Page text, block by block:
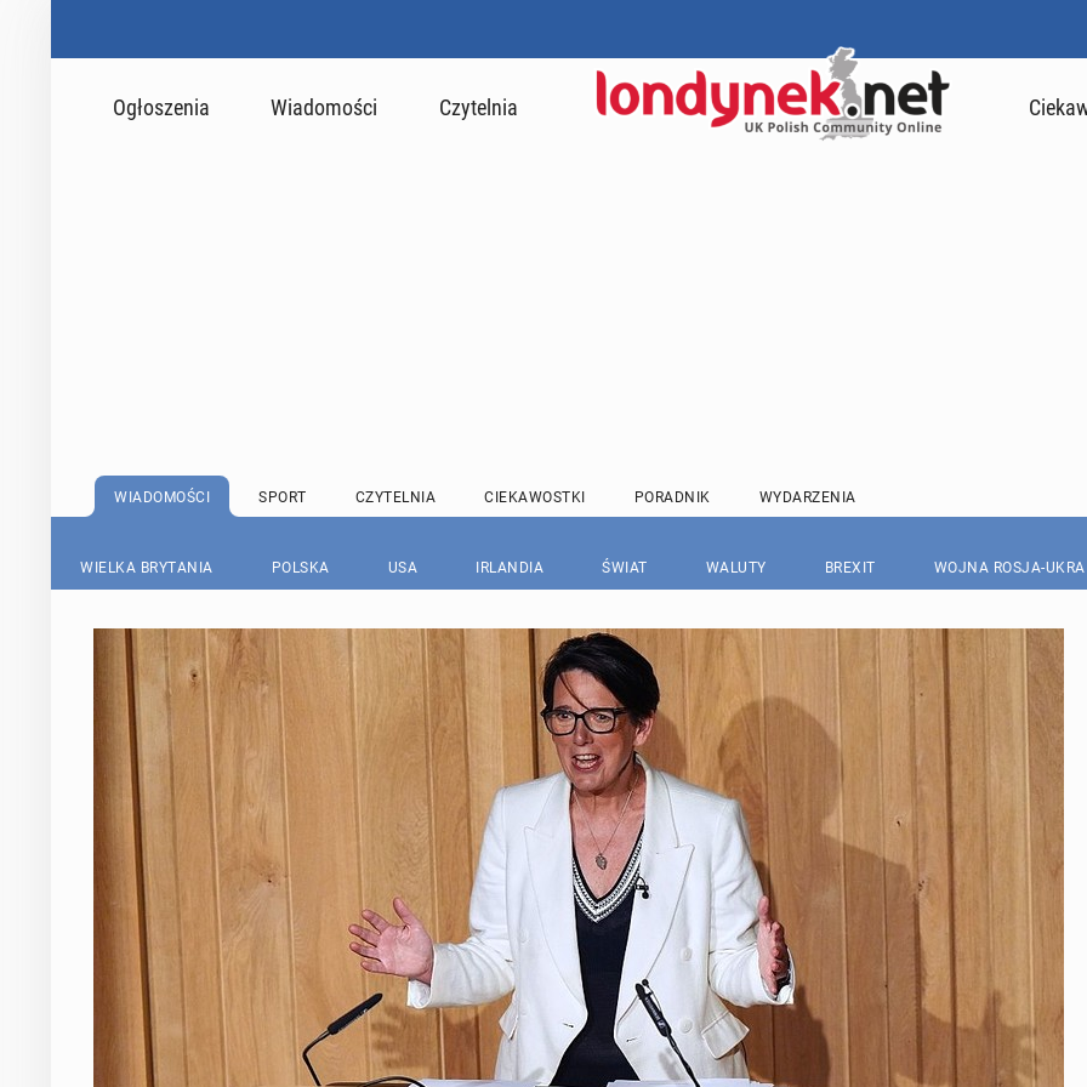
Ogłoszenia Wiadomości Czytelnia
WIADOMOŚCI SPORT CZYTELNIA CIEKAWOSTKI PORADNIK WYDARZENIA
WIELKA BRYTANIA POLSKA USA IRLANDIA ŚWIAT WALUTY BREXIT WOJNA ROSJA-